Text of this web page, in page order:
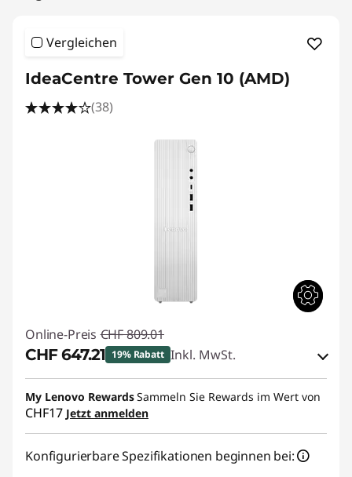
Vergleichen
IdeaCentre Tower Gen 10 (AMD)
(38)
Online-Preis CHF 809.01
CHF 647.21 19% Rabatt Inkl. MwSt.
eCoupon-Rabatt :-CHF 161.80
eCoupon :SALES
My Lenovo RewardsSammeln Sie Rewards im Wert von
CHF17 Jetzt anmelden
Konfigurierbare Spezifikationen beginnen bei: